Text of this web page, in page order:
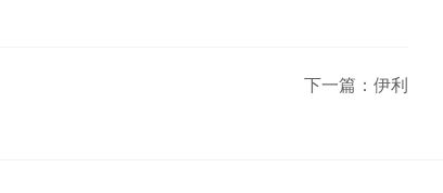
下一篇： 伊利